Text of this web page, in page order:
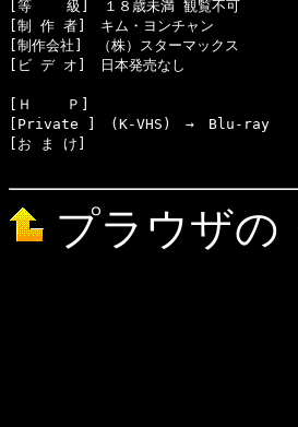
[等    級]　１８歳未満 観覧不可
[制 作 者]　キム・ヨンチャン
[制作会社]　（株）スターマックス
[ビ デ オ]　日本発売なし
[Ｈ    Ｐ]
[Private ]　(K-VHS)　→　Blu-ray
[お ま け]
プラウザの